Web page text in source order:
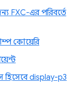
FXC-এর পরিবর্তে
কোয়েরি
হিসেবে display-p3